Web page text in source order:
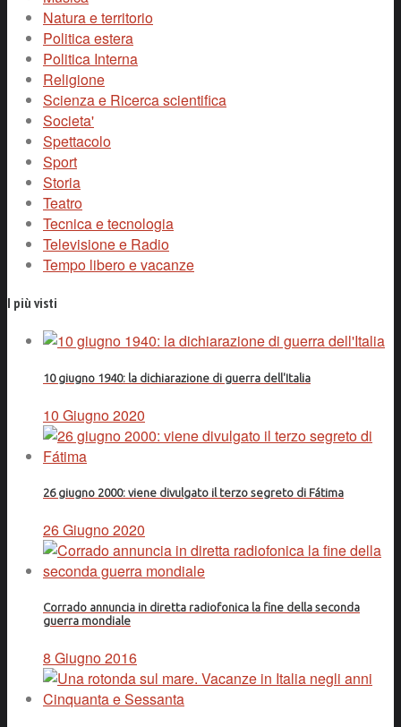
Natura e territorio
Politica estera
Politica Interna
Religione
Scienza e Ricerca scientifica
Societa'
Spettacolo
Sport
Storia
Teatro
Tecnica e tecnologia
Televisione e Radio
Tempo libero e vacanze
I più visti
10 giugno 1940: la dichiarazione di guerra dell'Italia
10 Giugno 2020
26 giugno 2000: viene divulgato il terzo segreto di Fátima
26 Giugno 2020
Corrado annuncia in diretta radiofonica la fine della seconda
guerra mondiale
8 Giugno 2016